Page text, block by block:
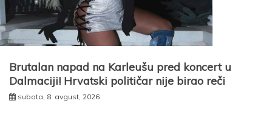
Brutalan napad na Karleušu pred koncert u
Dalmaciji! Hrvatski političar nije birao reči
subota, 8. avgust, 2026